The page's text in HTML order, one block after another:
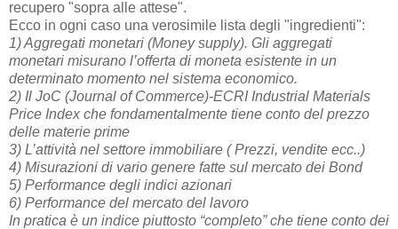
recupero "sopra alle attese".
Ecco in ogni caso una verosimile lista degli "ingredienti":
1) Aggregati monetari (Money supply). Gli aggregati
monetari misurano l’offerta di moneta esistente in un
determinato momento nel sistema economico.
2) Il JoC (Journal of Commerce)-ECRI Industrial Materials
Price Index che fondamentalmente tiene conto del prezzo
delle materie prime
3) L’attività nel settore immobiliare ( Prezzi, vendite ecc..)
4) Misurazioni di vario genere fatte sul mercato dei Bond
5) Performance degli indici azionari
6) Performance del mercato del lavoro
In pratica è un indice piuttosto “completo” che tiene conto dei